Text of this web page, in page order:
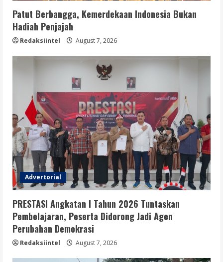
Patut Berbangga, Kemerdekaan Indonesia Bukan
Hadiah Penjajah
Redaksiintel August 7, 2026
Advertorial
PRESTASI Angkatan I Tahun 2026 Tuntaskan
Pembelajaran, Peserta Didorong Jadi Agen
Perubahan Demokrasi
Redaksiintel August 7, 2026